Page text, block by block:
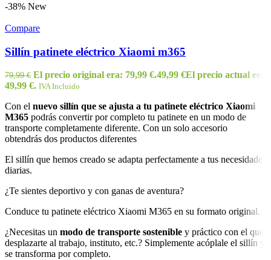
-38% New
Compare
Sillín patinete eléctrico Xiaomi m365
79,99€ El precio original era: 79,99 €.49,99 €El precio actual es:
49,99 €. IVA Incluido
Con el nuevo sillín que se ajusta a tu patinete eléctrico Xiaomi
M365 podrás convertir por completo tu patinete en un modo de
transporte completamente diferente. Con un solo accesorio
obtendrás dos productos diferentes
El sillín que hemos creado se adapta perfectamente a tus necesidades
diarias.
¿Te sientes deportivo y con ganas de aventura?
Conduce tu patinete eléctrico Xiaomi M365 en su formato original.
¿Necesitas un modo de transporte sostenible y práctico con el que
desplazarte al trabajo, instituto, etc.? Simplemente acóplale el sillín y
se transforma por completo.